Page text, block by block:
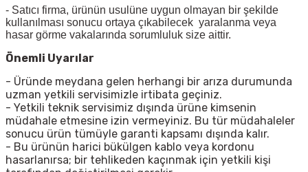
- Satıcı firma, ürünün usulüne uygun olmayan bir şekilde
kullanılması sonucu ortaya çıkabilecek yaralanma veya
hasar görme vakalarında sorumluluk size aittir.
Önemli Uyarılar
- Üründe meydana gelen herhangi bir arıza durumunda
uzman yetkili servisimizle irtibata geçiniz.
- Yetkili teknik servisimiz dışında ürüne kimsenin
müdahale etmesine izin vermeyiniz. Bu tür müdahaleler
sonucu ürün tümüyle garanti kapsamı dışında kalır.
- Bu ürünün harici bükülgen kablo veya kordonu
hasarlanırsa; bir tehlikeden kaçınmak için yetkili kişi